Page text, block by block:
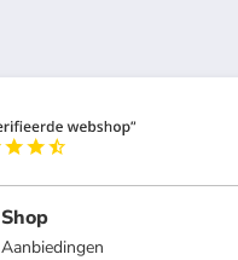
Shop
Aanbiedingen